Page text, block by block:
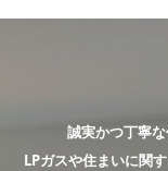
誠実かつ丁寧
LPガスや住まいに関